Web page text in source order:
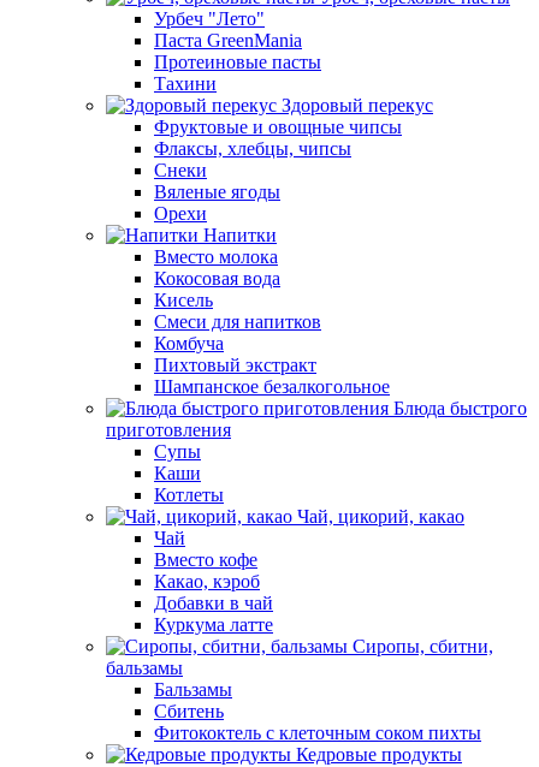
Урбеч "Лето"
Паста GreenMania
Протеиновые пасты
Тахини
Здоровый перекус
Фруктовые и овощные чипсы
Флаксы, хлебцы, чипсы
Снеки
Вяленые ягоды
Орехи
Напитки
Вместо молока
Кокосовая вода
Кисель
Смеси для напитков
Комбуча
Пихтовый экстракт
Шампанское безалкогольное
Блюда быстрого
приготовления
Супы
Каши
Котлеты
Чай, цикорий, какао
Чай
Вместо кофе
Какао, кэроб
Добавки в чай
Куркума латте
Сиропы, сбитни,
бальзамы
Бальзамы
Сбитень
Фитококтель с клеточным соком пихты
Кедровые продукты